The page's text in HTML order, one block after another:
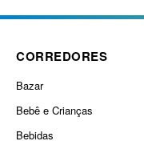
CORREDORES
Bazar
Bebê e Crianças
Bebidas